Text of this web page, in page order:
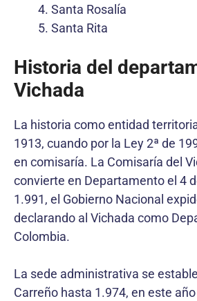
Santa Rosalía
Santa Rita
Historia del
Vichada
La historia como entidad
1913, cuando por la Ley 2ª de
en comisaría. La Comisaría del
convierte en Departamento el 4
1.991, el Gobierno Nacional
declarando al Vichada como
Colombia.
La sede administrativa se
Carreño hasta 1.974, en este